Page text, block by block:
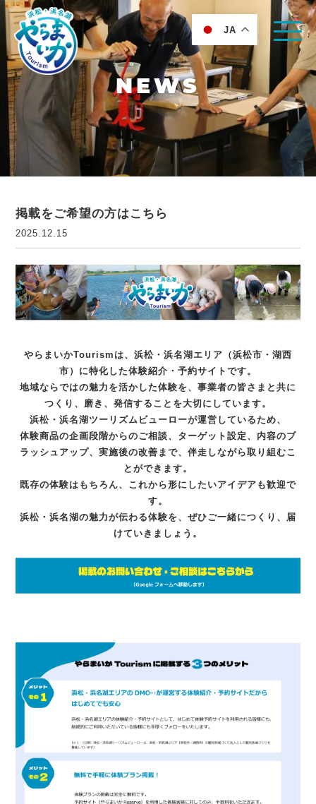
JA
NEWS
掲載をご希望の方はこちら
2025.12.15
やらまいかTourismは、浜松・浜名湖エリア（浜松市・湖西
市）に特化した体験紹介・予約サイトです。
地域ならではの魅力を活かした体験を、事業者の皆さまと共に
つくり、磨き、発信することを大切にしています。
浜松・浜名湖ツーリズムビューローが運営しているため、
体験商品の企画段階からのご相談、ターゲット設定、内容のブ
ラッシュアップ、実施後の改善まで、伴走しながら取り組むこ
とができます。
既存の体験はもちろん、これから形にしたいアイデアも歓迎で
す。
浜松・浜名湖の魅力が伝わる体験を、ぜひご一緒につくり、届
けていきましょう。